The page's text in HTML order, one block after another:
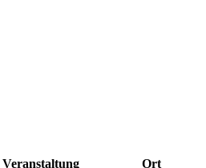
Veranstaltung Ort